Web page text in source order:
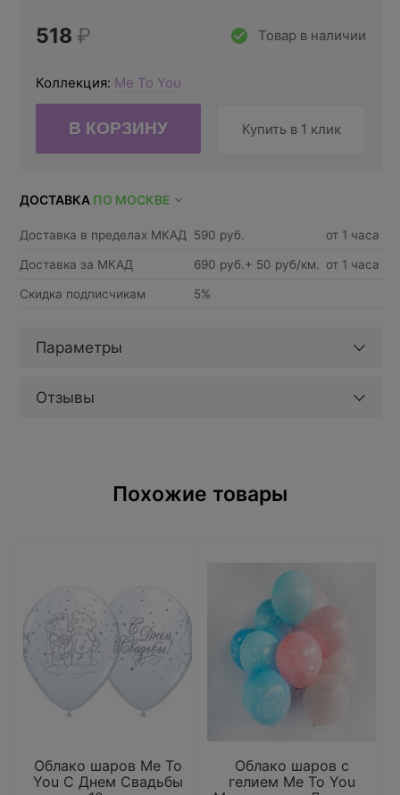
Товар в наличии
518 ₽
Коллекция: Me To You
Купить в 1 клик
ДОСТАВКА ПО МОСКВЕ
Доставка в пределах МКАД 590 руб. от 1 часа
Доставка за МКАД 690 руб.+ 50 руб/км. от 1 часа
Скидка подписчикам 5%
Параметры
Отзывы
Похожие товары
Облако шаров Me To
You С Днем Свадьбы
Облако шаров с
гелием Me To You